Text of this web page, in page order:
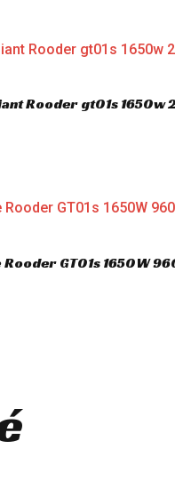
Rooder gt01s 1650w
GT01s 1650W